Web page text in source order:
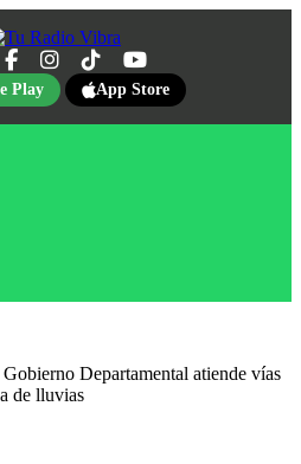
Play App Store
Departamental atiende vías
de lluvias